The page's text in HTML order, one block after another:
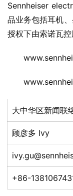
Sennheiser
品业务包括耳机
授权下由索诺瓦
大中华区新闻联
顾彦多 Ivy
+86-